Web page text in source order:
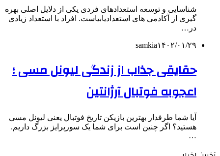
شناسایی و توسعه استعدادهای فردی یکی از دلایل اصلی بهره
‌گیری از آکادمی ‌های استعدادیابیاست. افراد با استعداد زیادی
در…
samkia۱۴۰۲/۰۱/۲۹
حقایقی جذاب از زندگی لیونل مسی ؛
اعجوبه فوتبال آرژانتین
آیا شما طرفدار بهترین بازیکن تاریخ فوتبال یعنی لیونل مسی
هستید؟ اگر چنین است برای شما یک سورپرایز بزرگ داریم.
…